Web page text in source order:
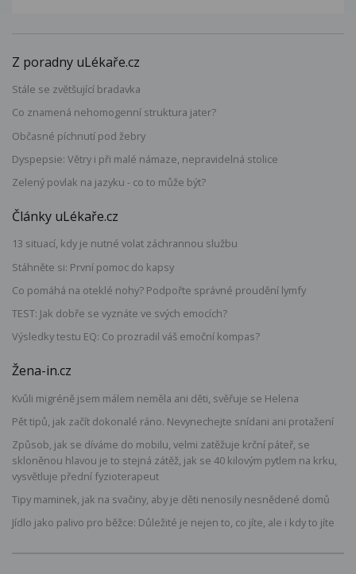
Z poradny uLékaře.cz
Stále se zvětšující bradavka
Co znamená nehomogenní struktura jater?
Občasné píchnutí pod žebry
Dyspepsie: Větry i při malé námaze, nepravidelná stolice
Zelený povlak na jazyku - co to může být?
Články uLékaře.cz
13 situací, kdy je nutné volat záchrannou službu
Stáhněte si: První pomoc do kapsy
Co pomáhá na oteklé nohy? Podpořte správné proudění lymfy
TEST: Jak dobře se vyznáte ve svých emocích?
Výsledky testu EQ: Co prozradil váš emoční kompas?
Žena-in.cz
Kvůli migréně jsem málem neměla ani děti, svěřuje se Helena
Pět tipů, jak začít dokonalé ráno. Nevynechejte snídani ani protažení
Způsob, jak se díváme do mobilu, velmi zatěžuje krční páteř, se
skloněnou hlavou je to stejná zátěž, jak se 40 kilovým pytlem na krku,
vysvětluje přední fyzioterapeut
Tipy maminek, jak na svačiny, aby je děti nenosily nesnědené domů
Jídlo jako palivo pro běžce: Důležité je nejen to, co jíte, ale i kdy to jíte